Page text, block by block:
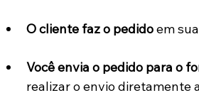
O cliente faz o pedido em
Você envia o pedido para o
realizar o envio diretamente